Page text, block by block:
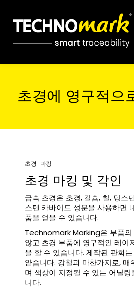
초경에 영구적으
초경 마킹
초경 마킹 및 각인
금속 초경은 초경, 칼슘, 철, 텅스
스텐 카바이드 성분을 사용하면
품을 얻을 수 있습니다.
Technomark Marking은 부품의
않고 초경 부품에 영구적인 레이
을 할 수 있습니다. 제작된 판화
얕습니다. 강철과 마찬가지로, 매
며 색상이 지정될 수 있는 어닐
니다.